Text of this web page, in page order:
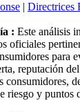
:
oficiales
para
reputación
riesgo y puntos